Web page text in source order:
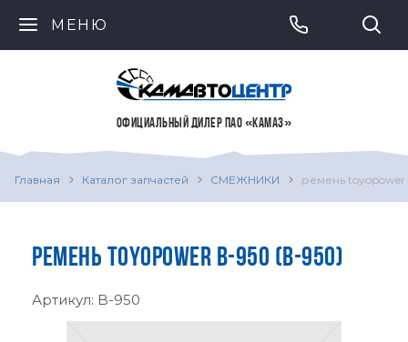
МЕНЮ
ОФИЦИАЛЬНЫЙ ДИЛЕР ПАО «КАМАЗ»
Главная Каталог запчастей СМЕЖНИКИ ремень toyopower
РЕМЕНЬ TOYOPOWER B-950 (B-950)
Артикул: B-950